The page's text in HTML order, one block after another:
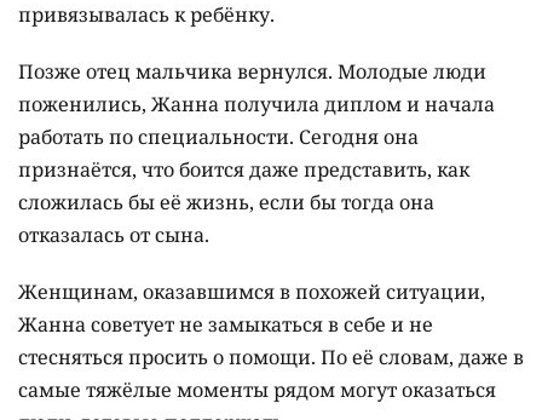
привязывалась к ребёнку.
Позже отец мальчика вернулся. Молодые люди
поженились, Жанна получила диплом и начала
работать по специальности. Сегодня она
признаётся, что боится даже представить, как
сложилась бы её жизнь, если бы тогда она
отказалась от сына.
Женщинам, оказавшимся в похожей ситуации,
Жанна советует не замыкаться в себе и не
стесняться просить о помощи. По её словам, даже в
самые тяжёлые моменты рядом могут оказаться